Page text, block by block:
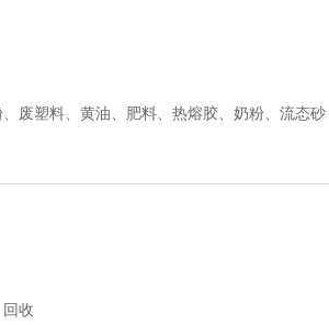
废塑料、黄油、肥料、热熔胶、奶粉、流态砂
收